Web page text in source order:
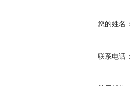
您的姓名：
联系电话：